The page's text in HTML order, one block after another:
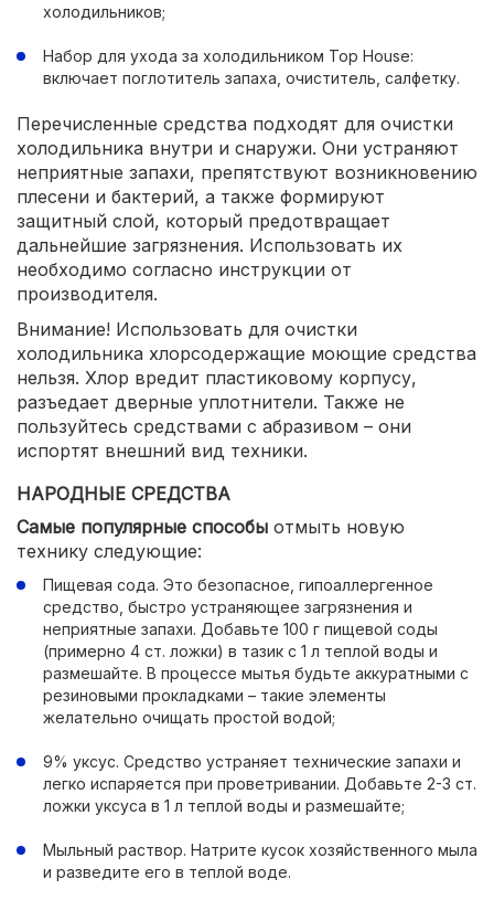
холодильников;
Набор для ухода за холодильником Top House:
включает поглотитель запаха, очиститель, салфетку.
Перечисленные средства подходят для очистки
холодильника внутри и снаружи. Они устраняют
неприятные запахи, препятствуют возникновению
плесени и бактерий, а также формируют
защитный слой, который предотвращает
дальнейшие загрязнения. Использовать их
необходимо согласно инструкции от
производителя.
Внимание! Использовать для очистки
холодильника хлорсодержащие моющие средства
нельзя. Хлор вредит пластиковому корпусу,
разъедает дверные уплотнители. Также не
пользуйтесь средствами с абразивом – они
испортят внешний вид техники.
НАРОДНЫЕ СРЕДСТВА
Самые популярные способы отмыть новую
технику следующие:
Пищевая сода. Это безопасное, гипоаллергенное
средство, быстро устраняющее загрязнения и
неприятные запахи. Добавьте 100 г пищевой соды
(примерно 4 ст. ложки) в тазик с 1 л теплой воды и
размешайте. В процессе мытья будьте аккуратными с
резиновыми прокладками – такие элементы
желательно очищать простой водой;
9% уксус. Средство устраняет технические запахи и
легко испаряется при проветривании. Добавьте 2-3 ст.
ложки уксуса в 1 л теплой воды и размешайте;
Мыльный раствор. Натрите кусок хозяйственного мыла
и разведите его в теплой воде.